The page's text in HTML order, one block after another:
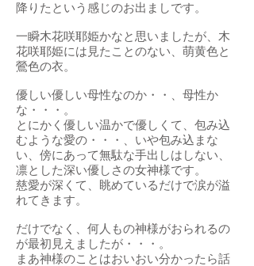
降りたという感じのお出ましです。
一瞬木花咲耶姫かなと思いましたが、木
花咲耶姫には見たことのない、萌黄色と
鶯色の衣。
優しい優しい母性なのか・・、母性か
な・・・。
とにかく優しい温かで優しくて、包み込
むような愛の・・・、いや包み込まな
い、傍にあって無駄な手出しはしない、
凛とした深い優しさの女神様です。
慈愛が深くて、眺めているだけで涙が溢
れてきます。
だけでなく、何人もの神様がおられるの
が最初見えましたが・・・。
まあ神様のことはおいおい分かったら話